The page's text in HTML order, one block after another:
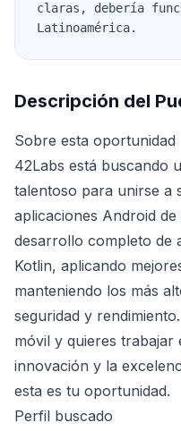
claras, debería
Latinoamérica.
Descripción del
Sobre esta oportunidad
42Labs está buscando
talentoso para unirse a
aplicaciones Android
desarrollo completo de
Kotlin, aplicando
manteniendo los más
seguridad y
móvil y quieres trabajar
innovación y la
esta es tu oportunidad.
Perfil buscado